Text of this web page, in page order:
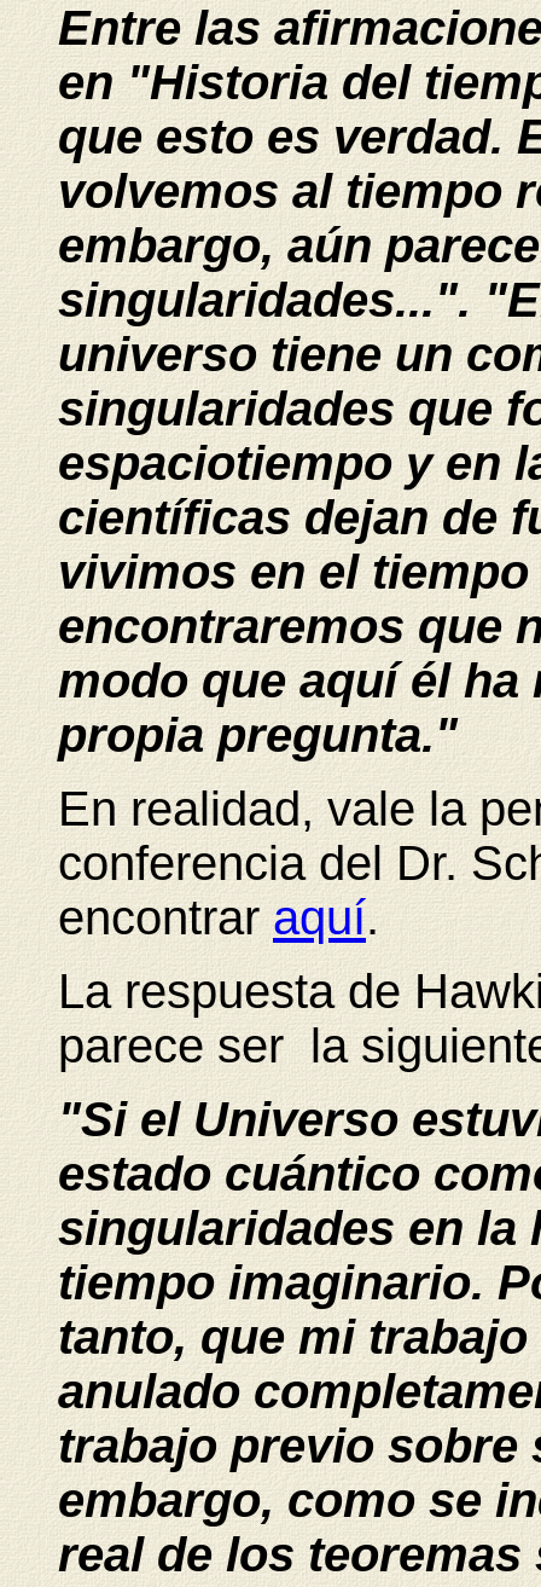
Entre las
en "Historia del
que esto es verdad.
volvemos al tiempo
embargo, aún
singularidades...".
universo tiene un
singularidades que
espaciotiempo y en
científicas dejan de
vivimos en el
encontraremos que
modo que aquí él
propia pregunta."
En realidad, vale la
conferencia del Dr.
encontraraquí.
La respuesta de
parece ser la
"Si el Universo
estado cuántico
singularidades en la
tiempo imaginario.
tanto, que mi
anulado
trabajo previo sobre
embargo, como se
real de los